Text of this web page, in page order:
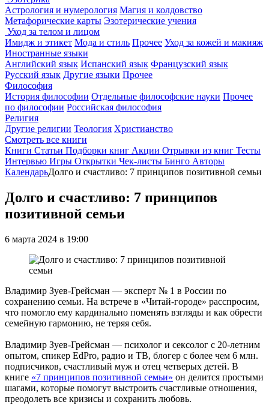
Астрология и нумерология Магия и колдовство
Метафорические карты Эзотерические учения
Уход за телом и лицом
Имидж и этикет Мода и стиль Прочее Уход за кожей и макияж
Иностранные языки
Английский язык Испанский язык Французский язык
Русский язык Другие языки Прочее
Философия
История философии Отдельные философские науки Прочее
по философии Российская философия
Религия
Другие религии Теология Христианство
Смотреть все книги
Книги Статьи Подборки книг Акции Отрывки из книг Тесты
Интервью Игры Открытки Чек-листы Бинго Авторы
КалендарьДолго и счастливо: 7 принципов позитивной семьи
Долго и счастливо: 7 принципов
позитивной семьи
6 марта 2024 в 19:00
Владимир Зуев-Грейсман — эксперт № 1 в России по
сохранению семьи. На встрече в «Читай-городе» расспросим,
что помогло ему кардинально поменять взгляды и как обрести
семейную гармонию, не теряя себя.
Владимир Зуев-Грейсман — психолог и сексолог с 20-летним
опытом, спикер EdPro, радио и ТВ, блогер с более чем 6 млн.
подписчиков, счастливый муж и отец четверых детей. В
книге «7 принципов позитивной семьи» он делится простыми
шагами, которые помогут выстроить счастливые отношения,
преодолеть все кризисы и сохранить любовь.